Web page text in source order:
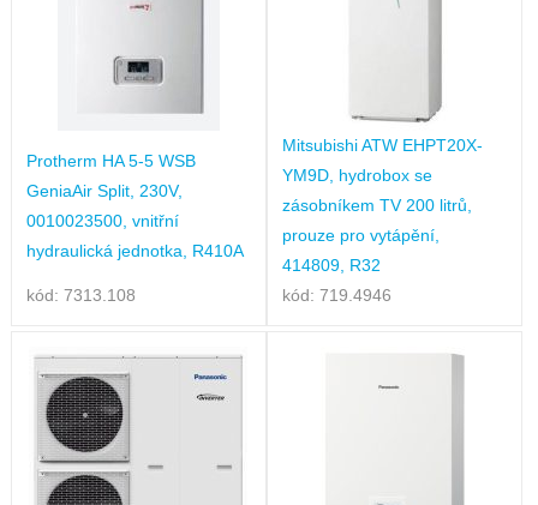
Protherm HA 5-5 WSB
GeniaAir Split, 230V,
0010023500, vnitřní
hydraulická jednotka, R410A
kód: 7313.108
Mitsubishi ATW EHPT20X-
YM9D, hydrobox se
zásobníkem TV 200 litrů,
prouze pro vytápění,
414809, R32
kód: 719.4946